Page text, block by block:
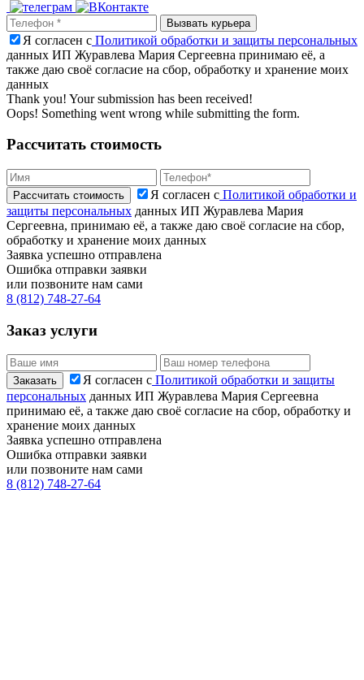
Я согласен с Политикой обработки и защиты персональных
данных ИП Журавлева Мария Сергеевна принимаю её, а
также даю своё согласие на сбор, обработку и хранение моих
данных
Thank you! Your submission has been received!
Oops! Something went wrong while submitting the form.
Рассчитать стоимость
Я согласен с Политикой обработки и
защиты персональных данных ИП Журавлева Мария
Сергеевна, принимаю её, а также даю своё согласие на сбор,
обработку и хранение моих данных
Заявка успешно отправлена
Ошибка отправки заявки
или позвоните нам сами
8 (812) 748-27-64
Заказ услуги
Я согласен с Политикой обработки и защиты
персональных данных ИП Журавлева Мария Сергеевна
принимаю её, а также даю своё согласие на сбор, обработку и
хранение моих данных
Заявка успешно отправлена
Ошибка отправки заявки
или позвоните нам сами
8 (812) 748-27-64